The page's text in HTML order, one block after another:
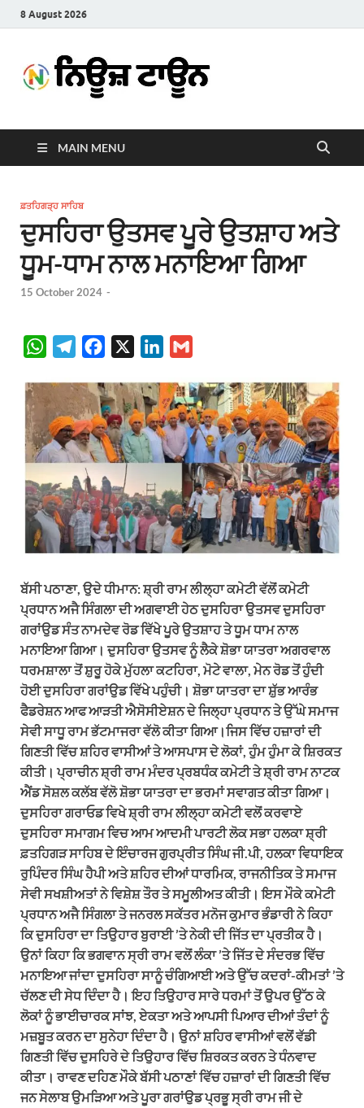
8 August 2026
Town
MAIN MENU
ਫ਼ਤਹਿਗੜ੍ਹ ਸਾਹਿਬ
ਦੁਸਹਿਰਾ ਉਤਸਵ ਪੂਰੇ ਉਤਸ਼ਾਹ ਅਤੇ
ਧੂਮ-ਧਾਮ ਨਾਲ ਮਨਾਇਆ ਗਿਆ
15 October 2024 -
W
s
A
p
p
l
e
g
r
a
m
c
e
b
o
o
k
n
k
e
d
n
a
i
l
ਬੱਸੀ ਪਠਾਣਾ, ਉਦੇ ਧੀਮਾਨ: ਸ਼੍ਰੀ ਰਾਮ ਲੀਲ੍ਹਾ ਕਮੇਟੀ ਵੱਲੋਂ ਕਮੇਟੀ
ਪ੍ਰਧਾਨ ਅਜੈ ਸਿੰਗਲਾ ਦੀ ਅਗਵਾਈ ਹੇਠ ਦੁਸਹਿਰਾ ਉਤਸਵ ਦੁਸਹਿਰਾ
ਗਰਾਂਉਡ ਸੰਤ ਨਾਮਦੇਵ ਰੋਡ ਵਿੱਖੇ ਪੂਰੇ ਉਤਸ਼ਾਹ ਤੇ ਧੂਮ ਧਾਮ ਨਾਲ
ਮਨਾਇਆ ਗਿਆ। ਦੁਸਹਿਰਾ ਉਤਸਵ ਨੂੰ ਲੈਕੇ ਸ਼ੋਭਾ ਯਾਤਰਾ ਅਗਰਵਾਲ
ਧਰਮਸ਼ਾਲਾ ਤੋਂ ਸ਼ੁਰੂ ਹੋਕੇ ਮੁੱਹਲਾ ਕਟਹਿਰਾ, ਮੋਟੇ ਵਾਲਾ, ਮੇਨ ਰੋਡ ਤੋਂ ਹੁੰਦੀ
ਹੋਈ ਦੁਸਹਿਰਾ ਗਰਾਂਉਡ ਵਿੱਖੇ ਪਹੁੰਚੀ। ਸ਼ੋਭਾ ਯਾਤਰਾ ਦਾ ਸ਼ੁੱਭ ਆਰੰਭ
ਫੈਡਰੇਸ਼ਨ ਆਫ ਆੜਤੀ ਐਸੋਸੀਏਸ਼ਨ ਦੇ ਜਿਲ੍ਹਾ ਪ੍ਰਧਾਨ ਤੇ ਉੱਘੇ ਸਮਾਜ
ਸੇਵੀ ਸਾਧੂ ਰਾਮ ਭੱਟਮਾਜਰਾ ਵੱਲੋ ਕੀਤਾ ਗਿਆ।ਜਿਸ ਵਿੱਚ ਹਜ਼ਾਰਾਂ ਦੀ
ਗਿਣਤੀ ਵਿੱਚ ਸ਼ਹਿਰ ਵਾਸੀਆਂ ਤੇ ਆਸਪਾਸ ਦੇ ਲੋਕਾਂ, ਹੁੰਮ ਹੁੰਮਾ ਕੇ ਸ਼ਿਰਕਤ
ਕੀਤੀ। ਪ੍ਰਾਚੀਨ ਸ਼੍ਰੀ ਰਾਮ ਮੰਦਰ ਪ੍ਰਬਧੰਕ ਕਮੇਟੀ ਤੇ ਸ਼੍ਰੀ ਰਾਮ ਨਾਟਕ
ਐਂਡ ਸੋਸ਼ਲ ਕਲੱਬ ਵੱਲੋ ਸ਼ੋਭਾ ਯਾਤਰਾ ਦਾ ਭਰਮਾਂ ਸਵਾਗਤ ਕੀਤਾ ਗਿਆ।
ਦੁਸਹਿਰਾ ਗਰਾਓਡ ਵਿਖੇ ਸ਼੍ਰੀ ਰਾਮ ਲੀਲ੍ਹਾ ਕਮੇਟੀ ਵਲੋਂ ਕਰਵਾਏ
ਦੁਸਹਿਰਾ ਸਮਾਗਮ ਵਿਚ ਆਮ ਆਦਮੀ ਪਾਰਟੀ ਲੋਕ ਸਭਾ ਹਲਕਾ ਸ਼੍ਰੀ
ਫ਼ਤਹਿਗੜ ਸਾਹਿਬ ਦੇ ਇੰਚਾਰਜ ਗੁਰਪ੍ਰੀਤ ਸਿੰਘ ਜੀ.ਪੀ, ਹਲਕਾ ਵਿਧਾਇਕ
ਰੁਪਿੰਦਰ ਸਿੰਘ ਹੈਪੀ ਅਤੇ ਸ਼ਹਿਰ ਦੀਆਂ ਧਾਰਮਿਕ, ਰਾਜਨੀਤਿਕ ਤੇ ਸਮਾਜ
ਸੇਵੀ ਸਖਸ਼ੀਅਤਾਂ ਨੇ ਵਿਸ਼ੇਸ਼ ਤੌਰ ਤੇ ਸਮੂਲੀਅਤ ਕੀਤੀ। ਇਸ ਮੌਕੇ ਕਮੇਟੀ
ਪ੍ਰਧਾਨ ਅਜੈ ਸਿੰਗਲਾ ਤੇ ਜਨਰਲ ਸਕੱਤਰ ਮਨੋਜ ਕੁਮਾਰ ਭੰਡਾਰੀ ਨੇ ਕਿਹਾ
ਕਿ ਦੁਸਹਿਰਾ ਦਾ ਤਿਉਹਾਰ ਬੁਰਾਈ ’ਤੇ ਨੇਕੀ ਦੀ ਜਿੱਤ ਦਾ ਪ੍ਰਤੀਕ ਹੈ।
ਉਨਾਂ ਕਿਹਾ ਕਿ ਭਗਵਾਨ ਸ੍ਰੀ ਰਾਮ ਵਲੋਂ ਲੰਕਾ ’ਤੇ ਜਿੱਤ ਦੇ ਸੰਦਰਭ ਵਿੱਚ
ਮਨਾਇਆ ਜਾਂਦਾ ਦੁਸਹਿਰਾ ਸਾਨੂੰ ਚੰਗਿਆਈ ਅਤੇ ਉੱਚ ਕਦਰਾਂ-ਕੀਮਤਾਂ ’ਤੇ
ਚੱਲਣ ਦੀ ਸੇਧ ਦਿੰਦਾ ਹੈ। ਇਹ ਤਿਉਹਾਰ ਸਾਰੇ ਧਰਮਾਂ ਤੋਂ ਉਪਰ ਉੱਠ ਕੇ
ਲੋਕਾਂ ਨੂੰ ਭਾਈਚਾਰਕ ਸਾਂਝ, ਏਕਤਾ ਅਤੇ ਆਪਸੀ ਪਿਆਰ ਦੀਆਂ ਤੰਦਾਂ ਨੂੰ
ਮਜ਼ਬੂਤ ਕਰਨ ਦਾ ਸੁਨੇਹਾ ਦਿੰਦਾ ਹੈ। ਉਨਾਂ ਸ਼ਹਿਰ ਵਾਸੀਆਂ ਵਲੋਂ ਵੱਡੀ
ਗਿਣਤੀ ਵਿੱਚ ਦੁਸਹਿਰੇ ਦੇ ਤਿਉਹਾਰ ਵਿੱਚ ਸ਼ਿਰਕਤ ਕਰਨ ਤੇ ਧੰਨਵਾਦ
ਕੀਤਾ। ਰਾਵਣ ਦਹਿਣ ਮੌਕੇ ਬੱਸੀ ਪਠਾਣਾਂ ਵਿੱਚ ਹਜ਼ਾਰਾਂ ਦੀ ਗਿਣਤੀ ਵਿੱਚ
ਜਨ ਸੇਲਾਬ ਉਮੜਿਆ ਅਤੇ ਪੂਰਾ ਗਰਾਂਉਡ ਪ੍ਰਭੂ ਸ੍ਰੀ ਰਾਮ ਜੀ ਦੇ